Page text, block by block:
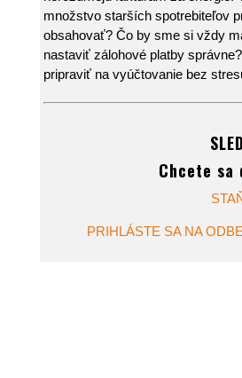
množstvo starších spotrebiteľov
obsahovať? Čo by sme si vždy
nastaviť zálohové platby
pripraviť na vyúčtovanie bez
Chcete
PRIHLÁSTE SA NA